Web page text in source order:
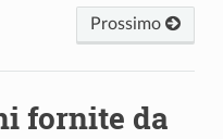
Prossimo
fornite da